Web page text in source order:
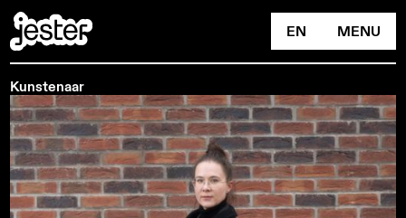
EN MENU
Kunstenaar